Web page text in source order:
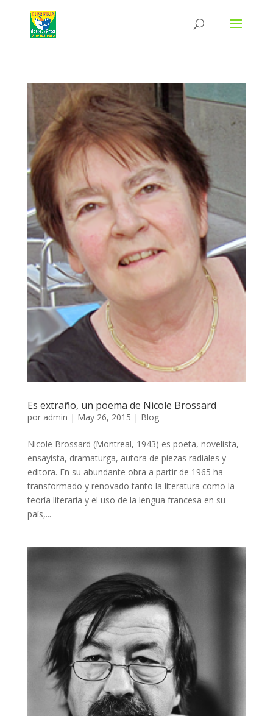
Es extraño, un poema de Nicole Brossard
por admin | May 26, 2015 | Blog
Nicole Brossard (Montreal, 1943) es poeta, novelista,
ensayista, dramaturga, autora de piezas radiales y
editora. En su abundante obra a partir de 1965 ha
transformado y renovado tanto la literatura como la
teoría literaria y el uso de la lengua francesa en su
país,...